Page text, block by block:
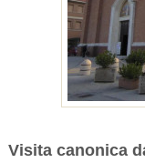
Visita canonica